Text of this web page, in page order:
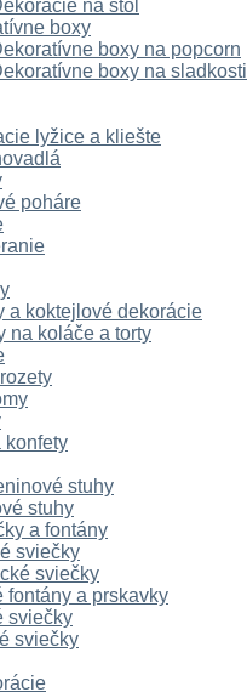
na stôl
boxy
boxy na popcorn
boxy na sladkosti
lyžice a kliešte
poháre
a koktejlové dekorácie
na koláče a torty
konfety
stuhy
stuhy
a fontány
sviečky
sviečky
fontány a prskavky
sviečky
sviečky